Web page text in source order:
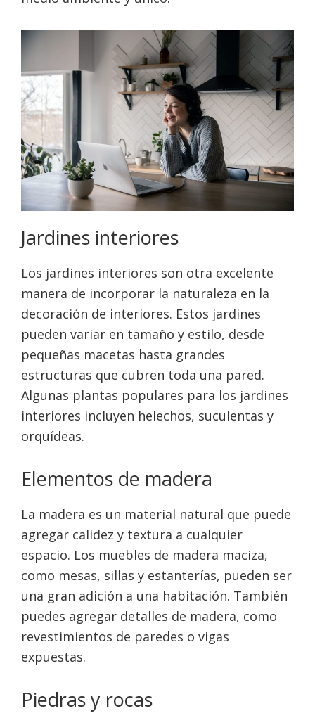
Jardines interiores
Los jardines interiores son otra excelente
manera de incorporar la naturaleza en la
decoración de interiores. Estos jardines
pueden variar en tamaño y estilo, desde
pequeñas macetas hasta grandes
estructuras que cubren toda una pared.
Algunas plantas populares para los jardines
interiores incluyen helechos, suculentas y
orquídeas.
Elementos de madera
La madera es un material natural que puede
agregar calidez y textura a cualquier
espacio. Los muebles de madera maciza,
como mesas, sillas y estanterías, pueden ser
una gran adición a una habitación. También
puedes agregar detalles de madera, como
revestimientos de paredes o vigas
expuestas.
Piedras y rocas